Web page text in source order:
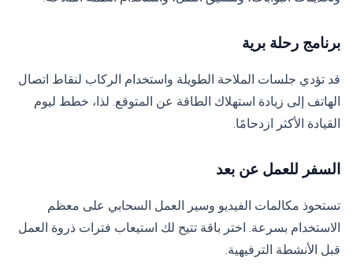
برنامج رحلة برية
قد تؤدي جلسات الملاحة الطويلة واستخدام الركاب لنقاط اتصال
الهاتف إلى زيادة استهلاك الطاقة عن المتوقع. لذا، خطط ليوم
القيادة الأكثر ازدحامًا.
السفر للعمل عن بعد
تستحوذ مكالمات الفيديو وسير العمل السحابي على معظم
الاستخدام بسرعة. اختر باقة تتيح لك استيعاب فترات ذروة العمل
قبل الأنشطة الترفيهية.